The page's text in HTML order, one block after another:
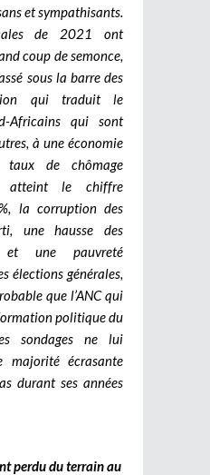
et sympathisants.
de 2021 ont
coup de semonce,
sous la barre des
qui traduit le
Africains qui sont
à une économie
de chômage
atteint le chiffre
la corruption des
une hausse des
et une pauvreté
élections générales,
que l’ANC qui
politique du
sondages ne lui
majorité écrasante
durant ses années
perdu du terrain au